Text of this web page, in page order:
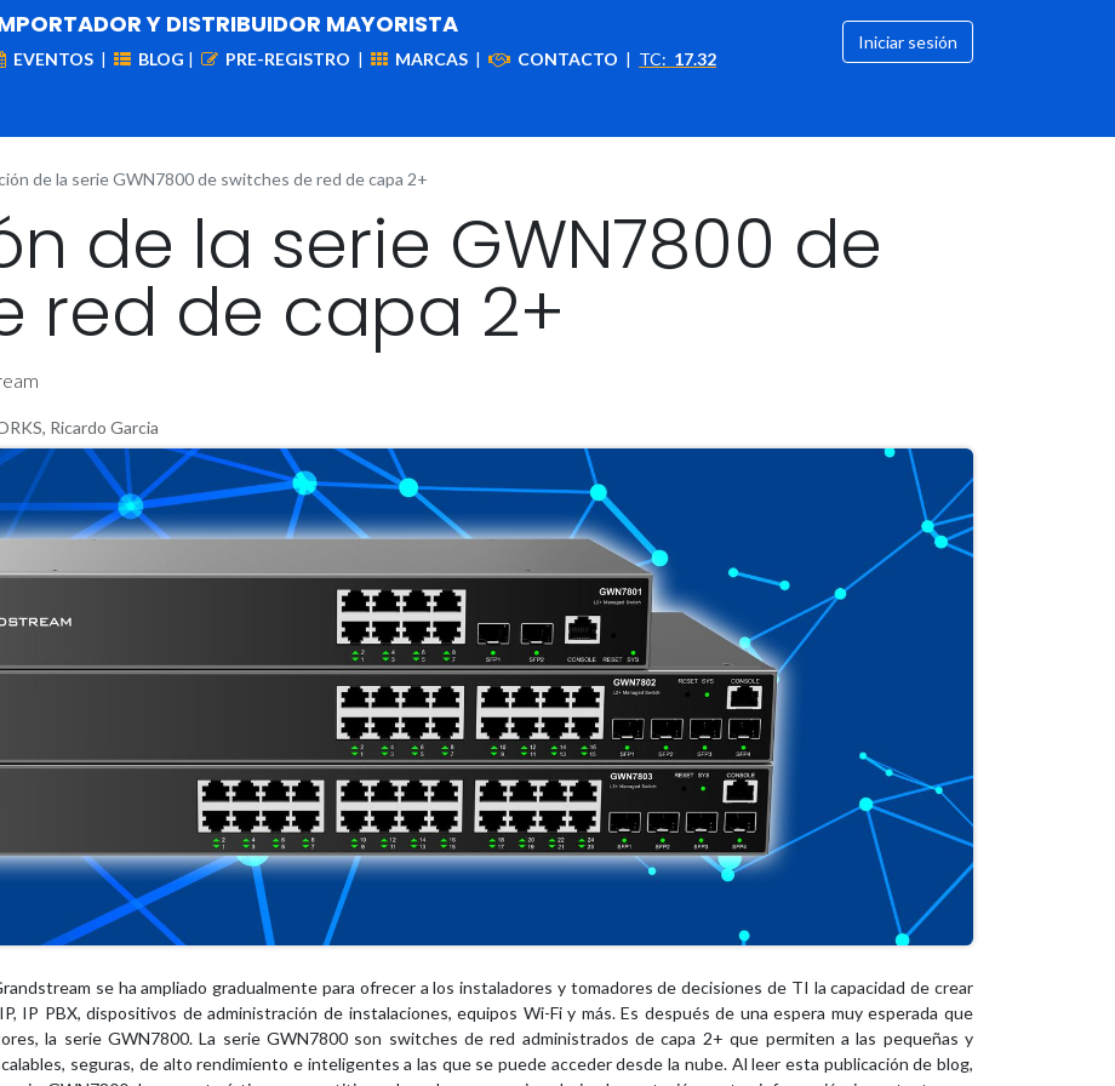
Y DISTRIBUIDOR MAYORISTA
EVENTOS | BLOG | PRE-REGISTRO | MARCAS | CONTACTO | TC: 17.32
Iniciar sesión
de la serie GWN7800 de switches de red de capa 2+
de la serie GWN7800 de
red de capa 2+
Ricardo Garcia
se ha ampliado gradualmente para ofrecer a los instaladores y tomadores de decisiones de TI la capacidad de crear
PBX, dispositivos de administración de instalaciones, equipos Wi-Fi y más. Es después de una espera muy esperada que
la serie GWN7800. La serie GWN7800 son switches de red administrados de capa 2+ que permiten a las pequeñas y
seguras, de alto rendimiento e inteligentes a las que se puede acceder desde la nube. Al leer esta publicación de blog,